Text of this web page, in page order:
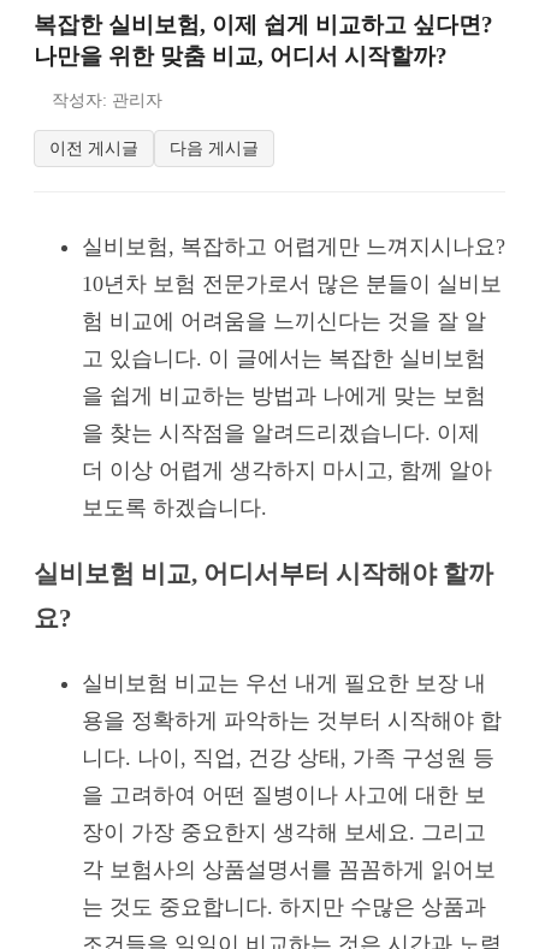
복잡한 실비보험, 이제 쉽게 비교하고 싶다면?
나만을 위한 맞춤 비교, 어디서 시작할까?
작성자: 관리자
이전 게시글 다음 게시글
실비보험, 복잡하고 어렵게만 느껴지시나요?
10년차 보험 전문가로서 많은 분들이 실비보
험 비교에 어려움을 느끼신다는 것을 잘 알
고 있습니다. 이 글에서는 복잡한 실비보험
을 쉽게 비교하는 방법과 나에게 맞는 보험
을 찾는 시작점을 알려드리겠습니다. 이제
더 이상 어렵게 생각하지 마시고, 함께 알아
보도록 하겠습니다.
실비보험 비교, 어디서부터 시작해야 할까
요?
실비보험 비교는 우선 내게 필요한 보장 내
용을 정확하게 파악하는 것부터 시작해야 합
니다. 나이, 직업, 건강 상태, 가족 구성원 등
을 고려하여 어떤 질병이나 사고에 대한 보
장이 가장 중요한지 생각해 보세요. 그리고
각 보험사의 상품설명서를 꼼꼼하게 읽어보
는 것도 중요합니다. 하지만 수많은 상품과